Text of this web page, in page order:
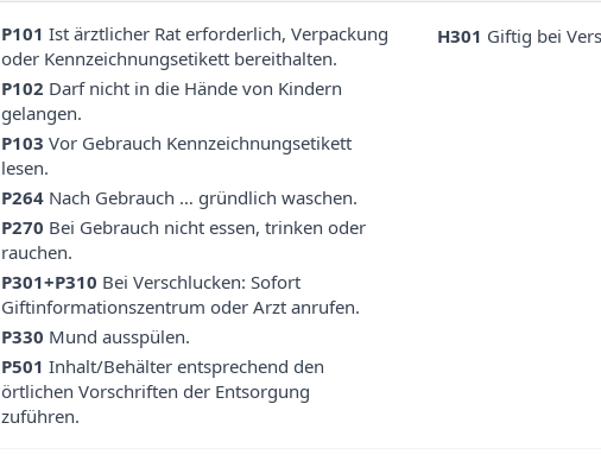
P101 Ist ärztlicher Rat erforderlich, Verpackung
oder Kennzeichnungsetikett bereithalten.
P102 Darf nicht in die Hände von Kindern
gelangen.
P103 Vor Gebrauch Kennzeichnungsetikett
lesen.
P264 Nach Gebrauch … gründlich waschen.
P270 Bei Gebrauch nicht essen, trinken oder
rauchen.
P301+P310 Bei Verschlucken: Sofort
Giftinformationszentrum oder Arzt anrufen.
P330 Mund ausspülen.
P501 Inhalt/Behälter entsprechend den
örtlichen Vorschriften der Entsorgung
zuführen.
H301 Giftig bei